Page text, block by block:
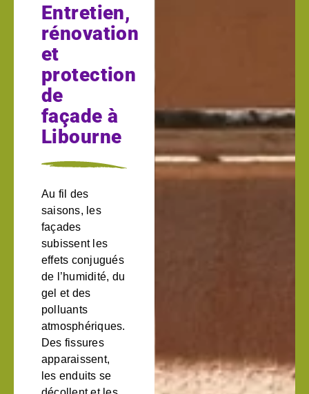
Entretien,
rénovation
et
protection
de
façade à
Libourne
Au fil des
saisons, les
façades
subissent les
effets conjugués
de l’humidité, du
gel et des
polluants
atmosphériques.
Des fissures
apparaissent,
les enduits se